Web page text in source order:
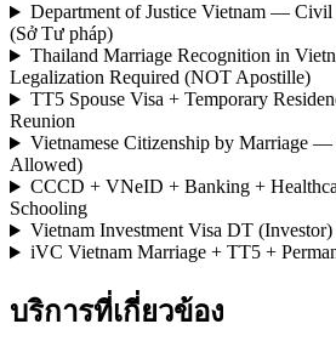
Department of Justice Vietnam — Civil
(Sở Tư pháp)
Thailand Marriage Recognition in
Legalization Required (NOT Apostille)
TT5 Spouse Visa + Temporary
Reunion
Vietnamese Citizenship by Marriage
Allowed)
CCCD + VNeID + Banking +
Schooling
Vietnam Investment Visa DT
iVC Vietnam Marriage + TT5 +
บริการที่เกี่ยวข้อง